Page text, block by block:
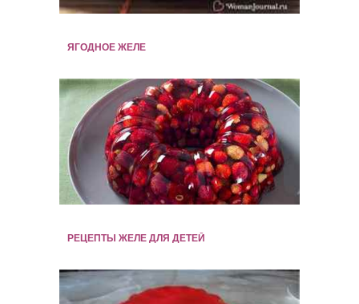
ЯГОДНОЕ ЖЕЛЕ
РЕЦЕПТЫ ЖЕЛЕ ДЛЯ ДЕТЕЙ